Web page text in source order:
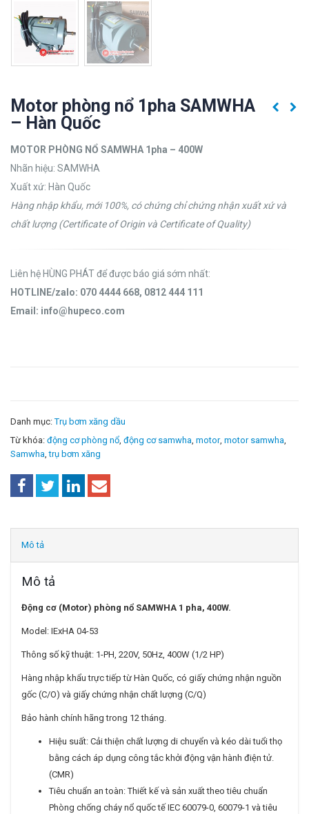
Motor phòng nổ 1pha SAMWHA
– Hàn Quốc
MOTOR PHÒNG NỔ SAMWHA 1pha – 400W
Nhãn hiệu: SAMWHA
Xuất xứ: Hàn Quốc
Hàng nhập khẩu, mới 100%, có chứng chỉ chứng nhận xuất xứ và
chất lượng (Certificate of Origin và Certificate of Quality)
Liên hệ HÙNG PHÁT để được báo giá sớm nhất:
HOTLINE/zalo: 070 4444 668, 0812 444 111
Email: info@hupeco.com
Danh mục:Trụ bơm xăng dầu
Từ khóa: động cơ phòng nổ động cơ samwha motor, motor samwha
Samwha ,trụ bơm xăng
Mô tả
Mô tả
Động cơ (Motor) phòng nổ SAMWHA 1 pha, 400W.
Model: IExHA 04-53
Thông số kỹ thuật: 1-PH, 220V, 50Hz, 400W (1/2 HP)
Hàng nhập khẩu trực tiếp từ Hàn Quốc, có giấy chứng nhận nguồn
gốc (C/O) và giấy chứng nhận chất lượng (C/Q)
Bảo hành chính hãng trong 12 tháng.
Hiệu suất: Cải thiện chất lượng di chuyển và kéo dài tuổi thọ
bằng cách áp dụng công tắc khởi động vận hành điện tử.
(CMR)
Tiêu chuẩn an toàn: Thiết kế và sản xuất theo tiêu chuẩn
Phòng chống cháy nổ quốc tế IEC 60079-0, 60079-1 và tiêu